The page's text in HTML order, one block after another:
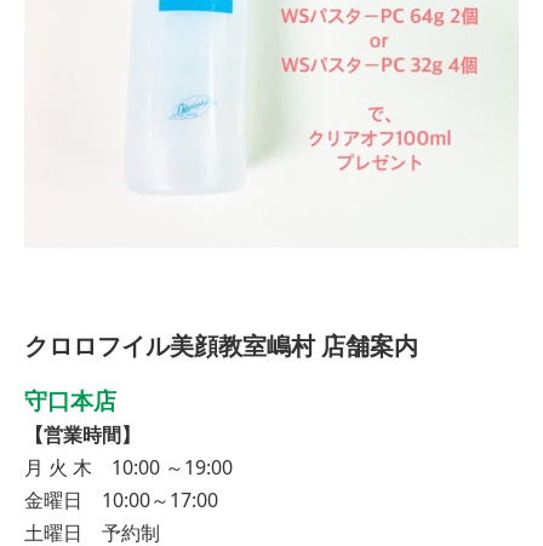
クロロフイル美顔教室嶋村 店舗案内
守口本店
【営業時間】
月 火 木 10:00 ～19:00
金曜日 10:00～17:00
土曜日 予約制